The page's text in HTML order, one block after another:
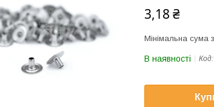
3,18 ₴
Мінімальна сума
В наявності Код: